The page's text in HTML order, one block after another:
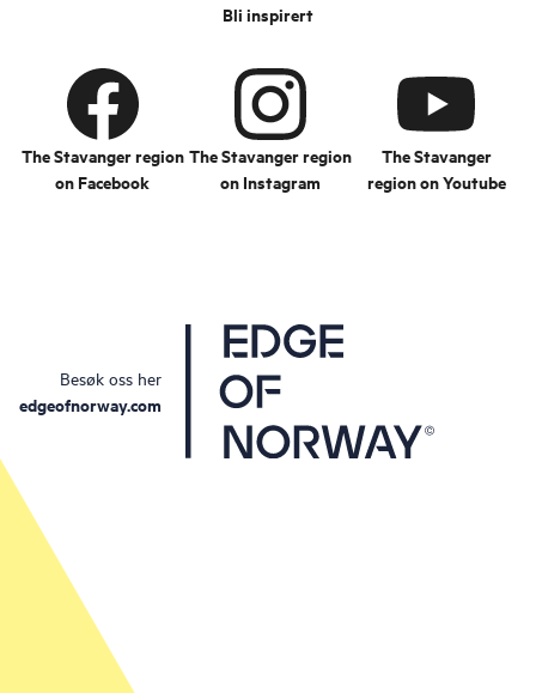
Bli inspirert
The Stavanger region
on Facebook
The Stavanger region
on Instagram
The Stavanger
region on Youtube
Besøk oss her
edgeofnorway.com